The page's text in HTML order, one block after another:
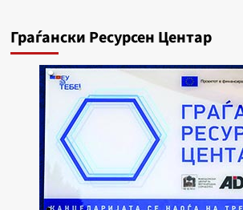
Граѓански Ресурсен Центар